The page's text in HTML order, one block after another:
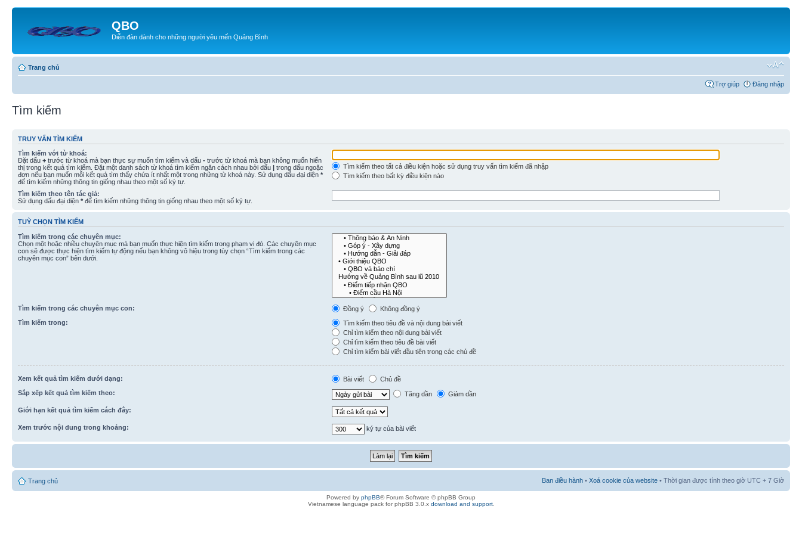
QBO
Diễn đàn dành cho những người yêu mến Quảng Bình
Trang chủ
Trợ giúp Đăng nhập
Tìm kiếm
TRUY VẤN TÌM KIẾM
Tìm kiếm với từ khoá:
Đặt dấu + trước từ khoá mà bạn thực sự muốn tìm kiếm và dấu - trước từ khoá mà bạn không muốn hiển
thị trong kết quả tìm kiếm. Đặt một danh sách từ khoá tìm kiếm ngăn cách nhau bởi dấu | trong dấu ngoặc
đơn nếu bạn muốn mỗi kết quả tìm thấy chứa ít nhất một trong những từ khoá này. Sử dụng dấu đại diện *
để tìm kiếm những thông tin giống nhau theo một số ký tự.
Tìm kiếm theo tất cả điều kiện hoặc sử dụng truy vấn tìm kiếm đã nhập
Tìm kiếm theo bất kỳ điều kiện nào
Tìm kiếm theo tên tác giả:
Sử dụng dấu đại diện * để tìm kiếm những thông tin giống nhau theo một số ký tự.
TUỲ CHỌN TÌM KIẾM
Tìm kiếm trong các chuyên mục:
Chọn một hoặc nhiều chuyên mục mà bạn muốn thực hiện tìm kiếm trong phạm vi đó. Các chuyên mục
con sẽ được thực hiện tìm kiếm tự động nếu bạn không vô hiệu trong tùy chọn “Tìm kiếm trong các
chuyên mục con” bên dưới.
Tìm kiếm trong các chuyên mục con: Đồng ý
Không đồng ý
Tìm kiếm trong:
Tìm kiếm theo tiêu đề và nội dung bài viết
Chỉ tìm kiếm theo nội dung bài viết
Chỉ tìm kiếm theo tiêu đề bài viết
Chỉ tìm kiếm bài viết đầu tiên trong các chủ đề
Xem kết quả tìm kiếm dưới dạng: Bài viết
Chủ đề
Sắp xếp kết quả tìm kiếm theo:
Tăng dần Giảm dần
Giới hạn kết quả tìm kiếm cách đây:
Xem trước nội dung trong khoảng: ký tự của bài viết
Trang chủ Ban điều hành • Xoá cookie của website • Thời gian được tính theo giờ UTC + 7 Giờ
Powered by phpBB® Forum Software © phpBB Group
Vietnamese language pack for phpBB 3.0.x download and support.